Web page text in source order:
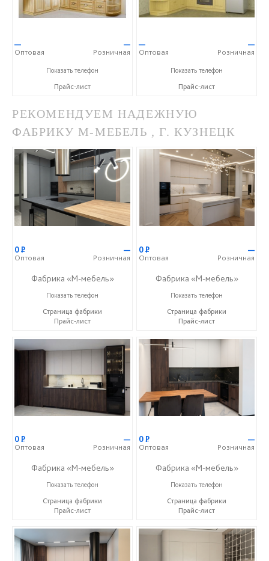
—
Оптовая
—
Розничная
+7 (953) 295-01-75
Показать телефон
Прайс-лист
—
Оптовая
—
Розничная
+7 (953) 295-01-75
Показать телефон
Прайс-лист
РЕКОМЕНДУЕМ НАДЕЖНУЮ
ФАБРИКУ М-МЕБЕЛЬ , Г. КУЗНЕЦК
0Р
Оптовая
—
Розничная
Фабрика «М-мебель»
+7 (902) 349-19-19
Показать телефон
Страница фабрики
Прайс-лист
0Р
Оптовая
—
Розничная
Фабрика «М-мебель»
+7 (902) 349-19-19
Показать телефон
Страница фабрики
Прайс-лист
0Р
Оптовая
—
Розничная
Фабрика «М-мебель»
+7 (902) 349-19-19
Показать телефон
Страница фабрики
Прайс-лист
0Р
Оптовая
—
Розничная
Фабрика «М-мебель»
+7 (902) 349-19-19
Показать телефон
Страница фабрики
Прайс-лист